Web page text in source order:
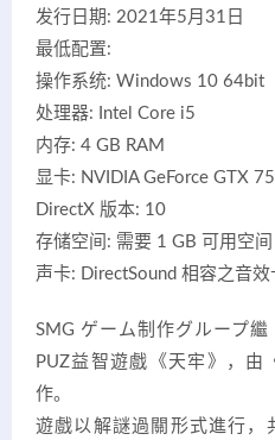
发行日期: 2021年5月31日
最低配置:
操作系统: Windows 10 64bit
处理器: Intel Core i5
内存: 4 GB RAM
显卡: NVIDIA GeForce GTX
DirectX 版本: 10
存储空间: 需要 1 GB 可用空间
声卡: DirectSound 相容之音效
SMG ゲーム制作グループ
PUZ益智遊戲《天牢》，由
作。
遊戲以解謎過關形式進行，